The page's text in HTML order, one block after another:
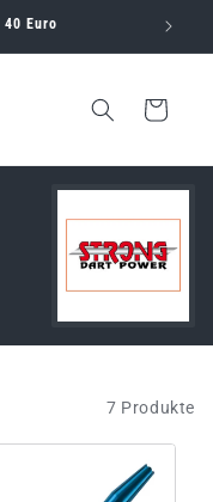
Euro
Warenkorb
7 Produkte